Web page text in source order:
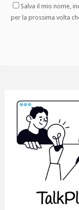
Salva il mio nome,
per la prossima volta